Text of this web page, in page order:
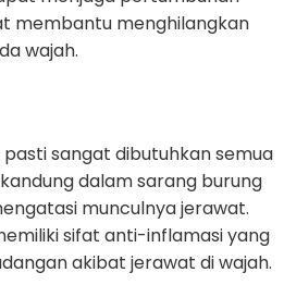
membantu menghilangkan
wajah.
sangat dibutuhkan semua
dalam sarang burung
munculnya jerawat.
sifat anti-inflamasi yang
akibat jerawat di wajah.